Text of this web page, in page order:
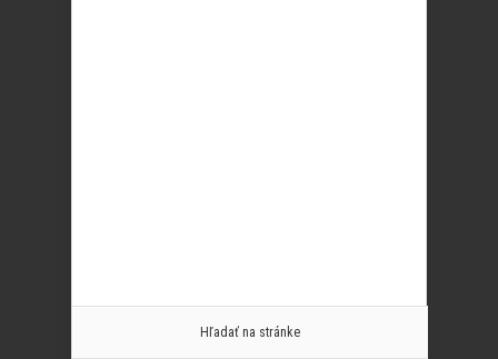
Hľadať na stránke